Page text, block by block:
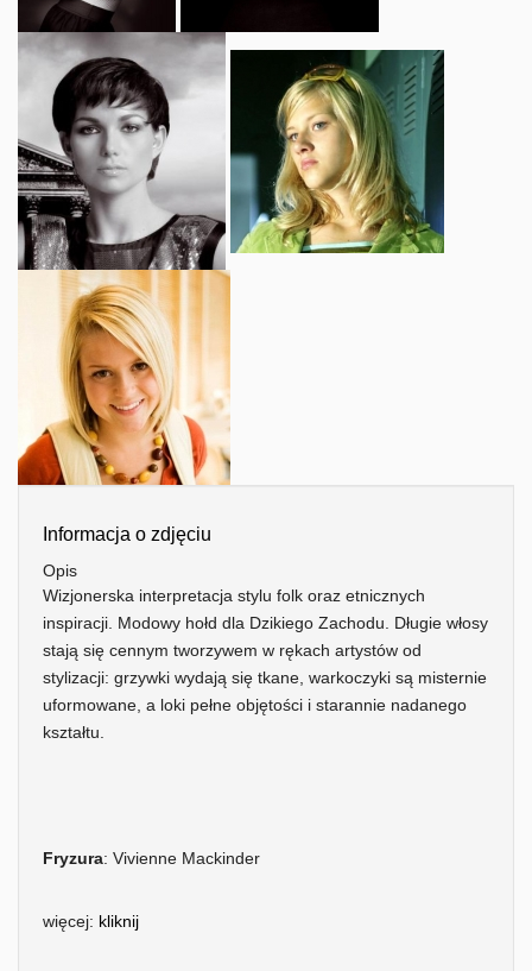
Informacja o zdjęciu
Opis
Wizjonerska interpretacja stylu folk oraz etnicznych
inspiracji. Modowy hołd dla Dzikiego Zachodu. Długie włosy
stają się cennym tworzywem w rękach artystów od
stylizacji: grzywki wydają się tkane, warkoczyki są misternie
uformowane, a loki pełne objętości i starannie nadanego
kształtu.
Fryzura: Vivienne Mackinder
więcej: kliknij